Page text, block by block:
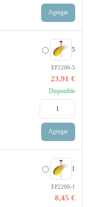
Agregar
5
EF2200-5
23,91 €
Disponible
Agregar
1
EF2200-1
8,45 €